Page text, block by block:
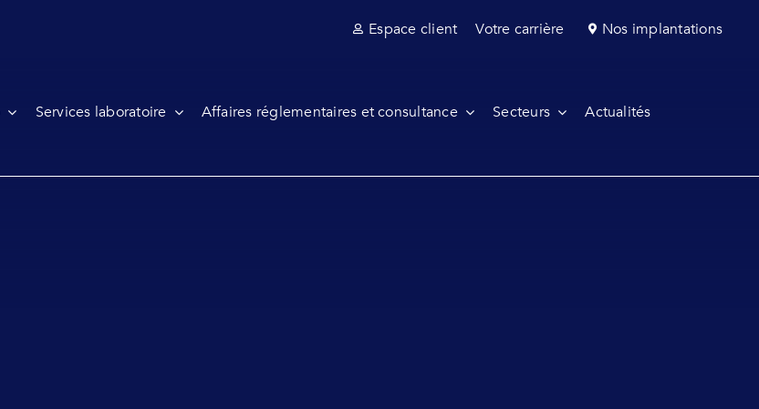
Espace client Votre carrière Nos implantations
Services laboratoire Affaires réglementaires et consultance Secteurs
Actualités